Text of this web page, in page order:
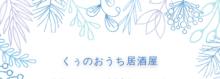
くぅのおうち居酒屋